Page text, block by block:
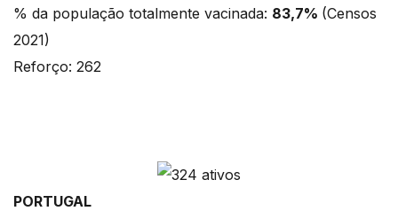
% da população totalmente vacinada: 83,7% (Censos
2021)
Reforço: 262
PORTUGAL